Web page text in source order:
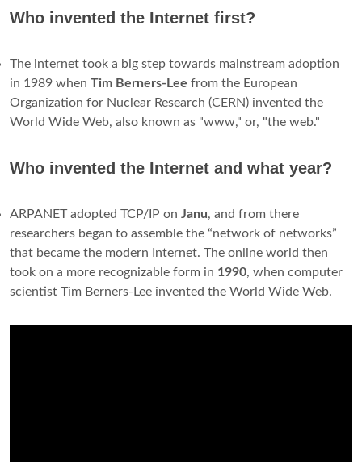
Who invented the Internet first?
The internet took a big step towards mainstream adoption
in 1989 when Tim Berners-Lee from the European
Organization for Nuclear Research (CERN) invented the
World Wide Web, also known as "www," or, "the web."
Who invented the Internet and what year?
ARPANET adopted TCP/IP on Janu, and from there
researchers began to assemble the “network of networks”
that became the modern Internet. The online world then
took on a more recognizable form in 1990, when computer
scientist Tim Berners-Lee invented the World Wide Web.